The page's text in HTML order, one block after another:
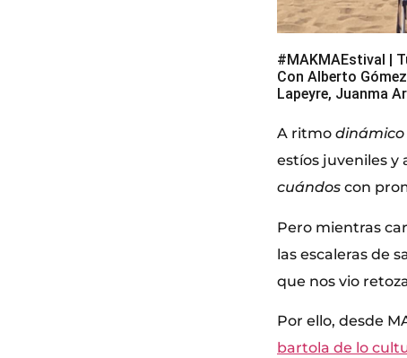
#MAKMAEstival |
Con Alberto
Lapeyre, Juanma
A ritmo dinámico
estíos juveniles y
cuándos con
Pero mientras
las escaleras de
que nos vio
Por ello, desde
bartola de lo